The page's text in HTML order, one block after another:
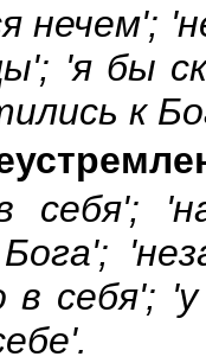
нечем';
'я бы
к
себя';
себя';